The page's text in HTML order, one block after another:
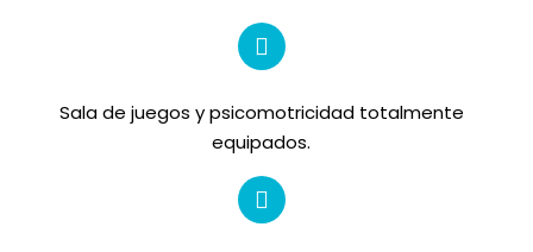
Sala de juegos y psicomotricidad totalmente
equipados.